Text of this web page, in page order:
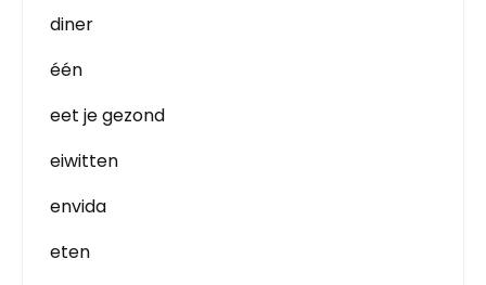
diner
één
eet je gezond
eiwitten
envida
eten